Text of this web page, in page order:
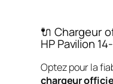
🔌 Chargeur
HP Pavilion
Optez pour la
chargeur